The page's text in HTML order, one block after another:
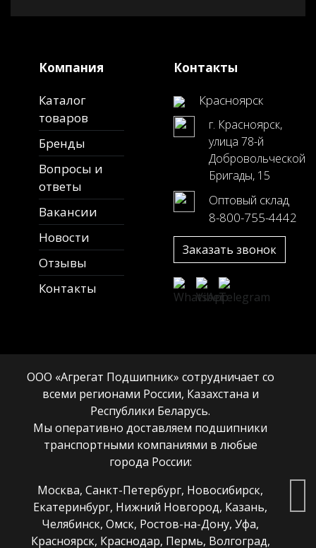
Компания
Каталог
товаров
Бренды
Вопросы и
ответы
Вакансии
Новости
Отзывы
Контакты
Контакты
Красноярск
г. Красноярск,
улица 78-й
Добровольческой
Бригады, 15
Оптовый склад
8-800-755-4442
Заказать звонок
ООО «Агрегат Подшипник» сотрудничает со
всеми регионами России, Казахстана и
Республики Беларусь.
Мы оперативно доставляем подшипники
транспортными компаниями в любые
города России:
Москва, Санкт-Петербург, Новосибирск,
Екатеринбург, Нижний Новгород, Казань,
Челябинск, Омск, Ростов-на-Дону, Уфа,
Красноярск, Краснодар, Пермь, Волгоград,